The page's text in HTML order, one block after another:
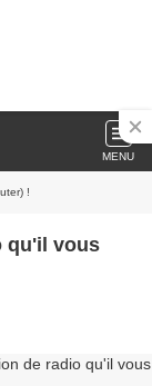
MENU
!
qu'il vous